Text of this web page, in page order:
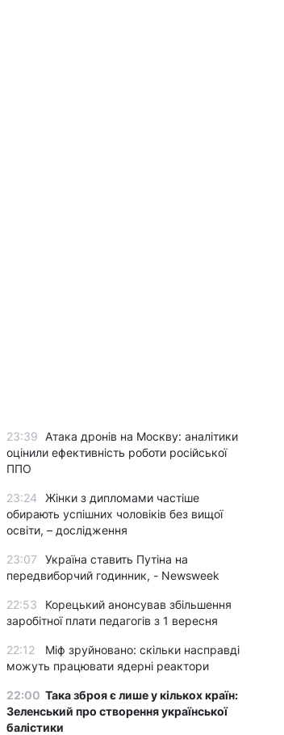
23:39
Атака дронів на Москву: аналітики
оцінили ефективність роботи російської
ППО
23:24
Жінки з дипломами частіше
обирають успішних чоловіків без вищої
освіти, – дослідження
23:07
Україна ставить Путіна на
передвиборчий годинник, - Newsweek
22:53
Корецький анонсував збільшення
заробітної плати педагогів з 1 вересня
22:12
Міф зруйновано: скільки насправді
можуть працювати ядерні реактори
22:00 Така зброя є лише у кількох країн:
Зеленський про створення української
балістики